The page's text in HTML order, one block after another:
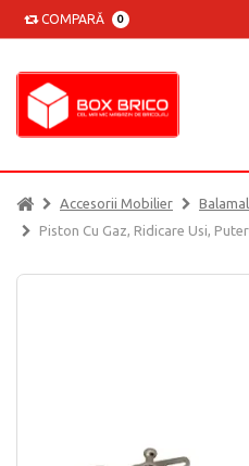
COMPARĂ 0
Accesorii Mobilier
Piston Cu Gaz, Ridicare Usi,